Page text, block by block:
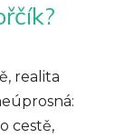
realita
cestě,